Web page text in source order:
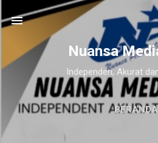
Langsung ke
Nuansa
Independen, Akurat
BERANDA